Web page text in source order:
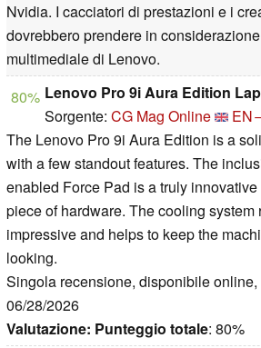
Nvidia. I cacciatori di prestazioni e i
dovrebbero prendere in
multimediale di Lenovo.
80% Lenovo Pro 9i Aura Edition
Sorgente: CG Mag Online
The Lenovo Pro 9i Aura Edition is a
with a few standout features. The
enabled Force Pad is a truly
piece of hardware. The cooling
impressive and helps to keep the
looking.
Singola recensione, disponibile online,
06/28/2026
Valutazione: Punteggio totale: 80%